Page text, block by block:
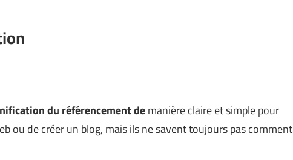
du référencement demanière claire et simple pour
ou de créer un blog, mais ils ne savent toujours pas comment